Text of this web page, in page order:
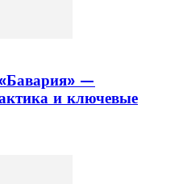
—
и ключевые